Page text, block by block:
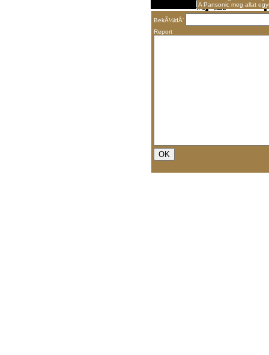
A Pansonic meg allat
BekÃ¼ldÅ‘
Report